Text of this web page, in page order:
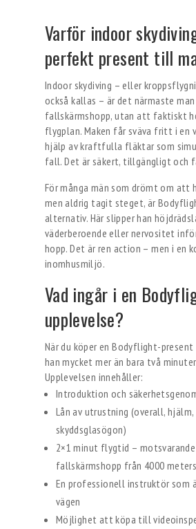
Varför indoor
perfekt present till
Indoor skydiving – eller
också kallas – är det närmaste
fallskärmshopp, utan att faktiskt
flygplan. Maken får sväva fritt i en
hjälp av kraftfulla fläktar som
fall. Det är säkert, tillgängligt och
För många män som drömt om att
men aldrig tagit steget, är
alternativ. Här slipper han
väderberoende eller nervositet
hopp. Det är ren action – men i en
inomhusmiljö.
Vad ingår i en
upplevelse?
När du köper en Bodyflight-
han mycket mer än bara två
Upplevelsen innehåller:
Introduktion och
Lån av utrustning (overall, hjälm,
skyddsglasögon)
2×1 minut flygtid –
fallskärmshopp från 4000
En professionell instruktör som
vägen
Möjlighet att köpa till